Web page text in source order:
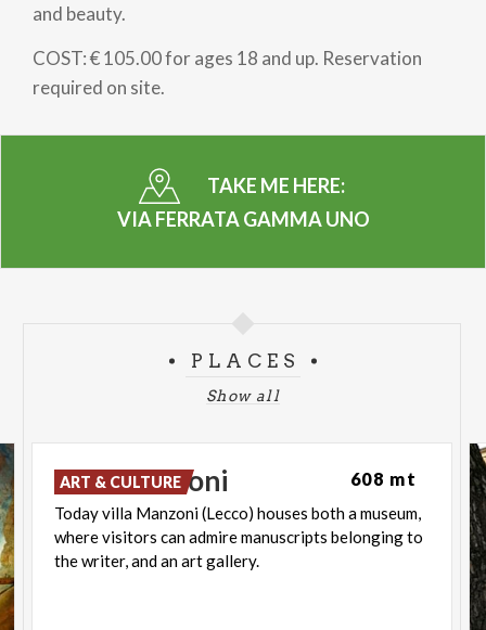
and beauty.
COST: € 105.00 for ages 18 and up. Reservation
required on site.
TAKE ME HERE:
VIA FERRATA GAMMA UNO
PLACES
Show all
VillaManzoni
Today villa Manzoni (Lecco) houses both a museum,
where visitors can admire manuscripts belonging to
the writer, and an art gallery.
ART & CULTURE 608 mt